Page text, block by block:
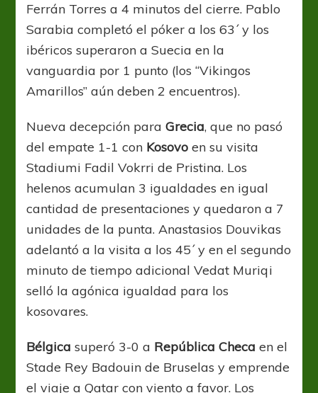
Ferrán Torres a 4 minutos del cierre. Pablo
Sarabia completó el póker a los 63´ y los
ibéricos superaron a Suecia en la
vanguardia por 1 punto (los “Vikingos
Amarillos” aún deben 2 encuentros).
Nueva decepción paraGrecia, que no pasó
del empate 1-1 con Kosovo en su visita
Stadiumi Fadil Vokrri de Pristina. Los
helenos acumulan 3 igualdades en igual
cantidad de presentaciones y quedaron a 7
unidades de la punta. Anastasios Douvikas
adelantó a la visita a los 45´ y en el segundo
minuto de tiempo adicional Vedat Muriqi
selló la agónica igualdad para los
kosovares.
Bélgica superó 3-0 a República Checa en el
Stade Rey Badouin de Bruselas y emprende
el viaje a Qatar con viento a favor. Los